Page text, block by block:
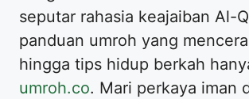
seputar rahasia keajaiban Al-
panduan umroh yang
hingga tips hidup berkah
umroh.co. Mari perkaya iman